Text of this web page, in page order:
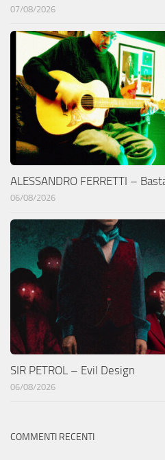
07/08/2026
ALESSANDRO FERRETTI –
06/08/2026
SIR PETROL – Evil Design
06/08/2026
COMMENTI RECENTI